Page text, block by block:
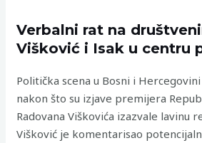
Verbalni rat na
Višković i Isak u centru
Politička scena u Bosni i
nakon što su izjave premijera
Radovana Viškovića izazvale lavinu
Višković je komentarisao